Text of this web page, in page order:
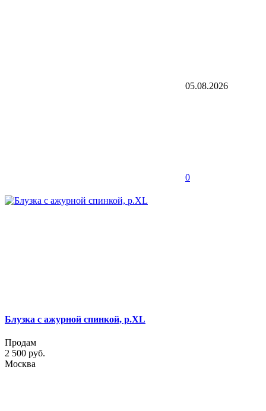
05.08.2026
0
Блузка с ажурной спинкой, р.XL
Продам
2 500 руб.
Москва